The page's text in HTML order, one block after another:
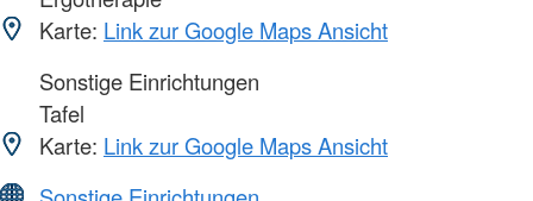
Karte: Link zur Google Maps Ansicht
Sonstige Einrichtungen
Tafel
Karte: Link zur Google Maps Ansicht